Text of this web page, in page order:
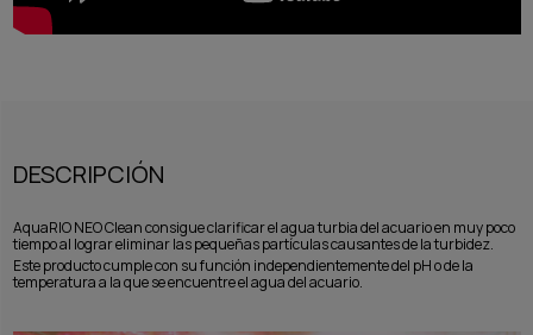
DESCRIPCIÓN
AquaRIO NEO Clean consigue clarificar el agua turbia del acuario en muy poco
tiempo al lograr eliminar las pequeñas partículas causantes de la turbidez.
Este producto cumple con su función independientemente del pH o de la
temperatura a la que se encuentre el agua del acuario.